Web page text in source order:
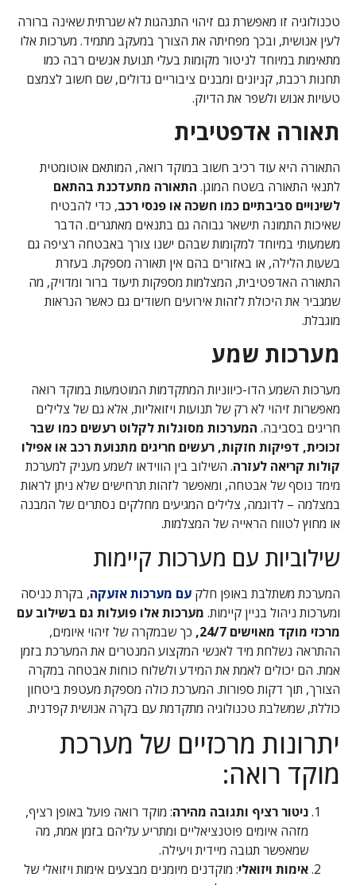
טכנולוגיה זו מאפשרת גם זיהוי התנהגות לא שגרתית שאינה ברורה
לעין אנושית, ובכך מפחיתה את הצורך במעקב מתמיד. מערכות אלו
מתאימות במיוחד לניטור מקומות בעלי תנועת אנשים רבה כמו
תחנות רכבת, קניונים ומבנים ציבוריים גדולים, שם חשוב לצמצם
טעויות אנוש ולשפר את הדיוק.
תאורה אדפטיבית
התאורה היא עוד רכיב חשוב במוקד רואה, המותאם אוטומטית
לתנאי התאורה בשטח המוגן. התאורה מתעדכנת בהתאם
לשינויים סביבתיים כמו חשכה או פנסי רכב, כדי להבטיח
שאיכות התמונה תישאר גבוהה גם בתנאים מאתגרים. הדבר
משמעותי במיוחד למקומות שבהם ישנו צורך באבטחה רציפה גם
בשעות הלילה, או באזורים בהם אין תאורה מספקת. בעזרת
התאורה האדפטיבית, המצלמות מספקות תיעוד ברור ומדויק, מה
שמגביר את היכולת לזהות אירועים חשודים גם כאשר הנראות
מוגבלת.
מערכות שמע
מערכות השמע הדו-כיווניות המתקדמות המוטמעות במוקד רואה
מאפשרות זיהוי לא רק של תנועות ויזואליות, אלא גם של צלילים
חריגים בסביבה. המערכות מסוגלות לקלוט רעשים כמו שבר
זכוכית, דפיקות חזקות, רעשים חריגים מתנועת רכב או אפילו
קולות קריאה לעזרה. השילוב בין הווידאו לשמע מעניק למערכת
מימד נוסף של אבטחה, ומאפשר לזהות תרחישים שלא ניתן לראות
במצלמה – לדוגמה, צלילים המגיעים מחלקים נסתרים של המבנה
או מחוץ לטווח הראייה של המצלמות.
שילוביות עם מערכות קיימות
המערכת משתלבת באופן חלק עם מערכות אזעקה, בקרת כניסה
ומערכות ניהול בניין קיימות. מערכות אלו פועלות גם בשילוב עם
מרכזי מוקד מאוישים 24/7,
כך שבמקרה של זיהוי איומים,
ההתראה נשלחת מיד לאנשי המקצוע המנטרים את המערכת בזמן
אמת. הם יכולים לאמת את המידע ולשלוח כוחות אבטחה במקרה
הצורך, תוך דקות ספורות. המערכת כולה מספקת מעטפת ביטחון
כוללת, שמשלבת טכנולוגיה מתקדמת עם בקרה אנושית קפדנית.
יתרונות מרכזיים של מערכת
מוקד רואה:
ניטור רציף ותגובה מהירה: מוקד רואה פועל באופן רציף,
מזהה איומים פוטנציאליים ומתריע עליהם בזמן אמת, מה
שמאפשר תגובה מיידית ויעילה.
אימות ויזואלי: מוקדנים מיומנים מבצעים אימות ויזואלי של